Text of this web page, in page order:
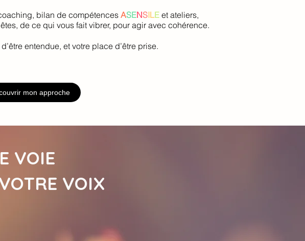
bilan de compétences ASENSILE et ateliers,
de ce qui vous fait vibrer, pour agir avec cohérence.
entendue, et votre place d’être prise.
mon approche
VOIE
VOIX